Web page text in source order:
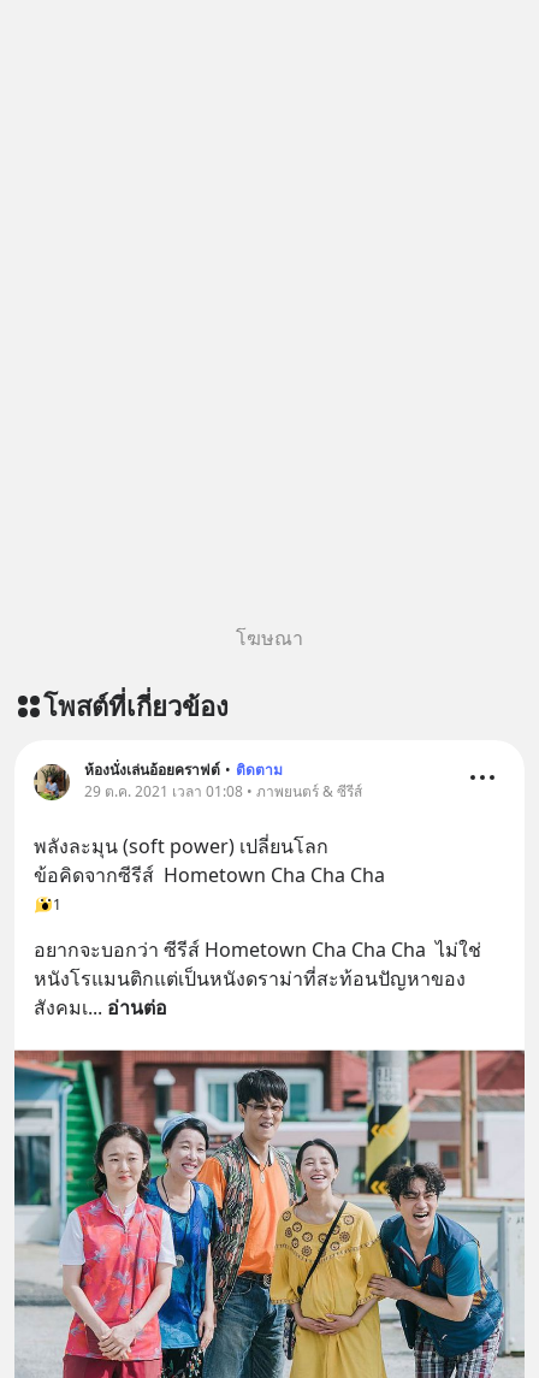
เพิ่มการผ่อนคลาย ซึ่งช่วยให้การนอน
สั่งซื้อสินค้า Diip CBD 💬 LINE :
https://lin.ee/U91Fzyz
โฆษณา
โพสต์ที่เกี่ยวข้อง
ห้องนั่งเล่นอ้อยคราฟต์ • ติดตาม
29 ต.ค. 2021 เวลา 01:08 • ภาพยนตร์ & ซีรีส์
พลังละมุน (soft power) เปลี่ยนโลก
ข้อคิดจากซีรีส์  Hometown Cha Cha Cha
1
อยากจะบอกว่า ซีรีส์ Hometown Cha Cha Cha  ไม่ใช่
หนังโรแมนติกแต่เป็นหนังดราม่าที่สะท้อนปัญหาของ
สังคมเ... อ่านต่อ